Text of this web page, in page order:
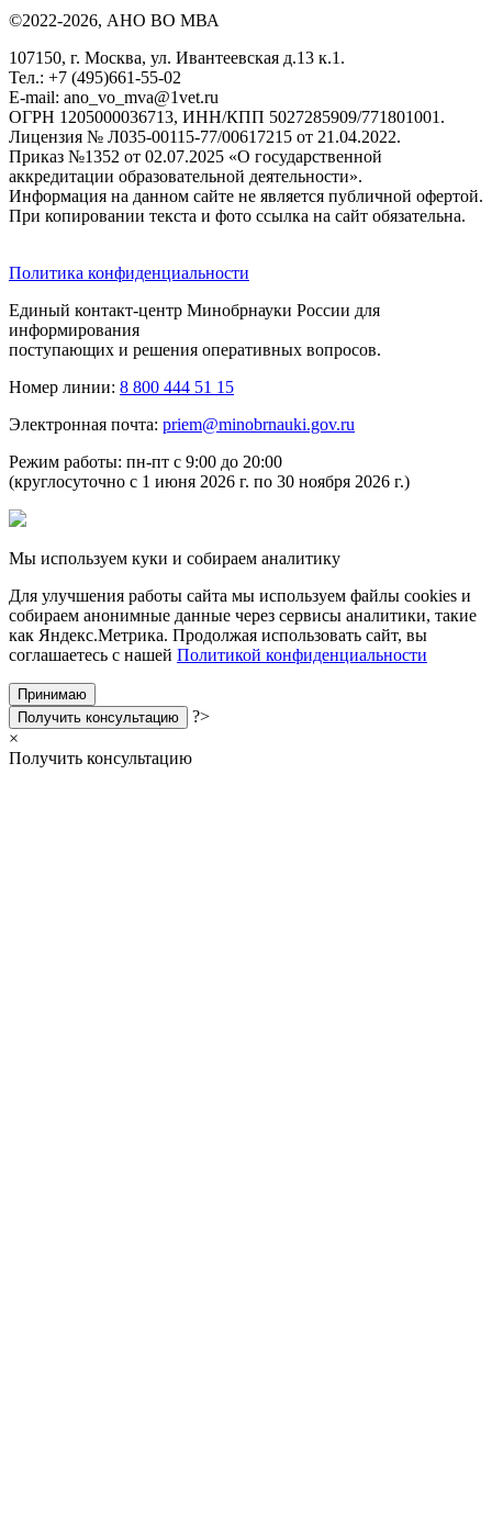
©2022-2026, АНО ВО МВА
107150, г. Москва, ул. Ивантеевская д.13 к.1.
Тел.: +7 (495)661-55-02
E-mail: ano_vo_mva@1vet.ru
ОГРН 1205000036713, ИНН/КПП 5027285909/771801001.
Лицензия № Л035-00115-77/00617215 от 21.04.2022.
Приказ №1352 от 02.07.2025 «О государственной
аккредитации образовательной деятельности».
Информация на данном сайте не является публичной офертой.
При копировании текста и фото ссылка на сайт обязательна.
Политика конфиденциальности
Единый контакт-центр Минобрнауки России для
информирования
поступающих и решения оперативных вопросов.
Номер линии: 8 800 444 51 15
Электронная почта: priem@minobrnauki.gov.ru
Режим работы: пн-пт с 9:00 до 20:00
(круглосуточно с 1 июня 2026 г. по 30 ноября 2026 г.)
Мы используем куки и собираем аналитику
Для улучшения работы сайта мы используем файлы cookies и
собираем анонимные данные через сервисы аналитики, такие
как Яндекс.Метрика. Продолжая использовать сайт, вы
соглашаетесь с нашей Политикой конфиденциальности
Принимаю
Получить консультацию
?>
×
Получить консультацию